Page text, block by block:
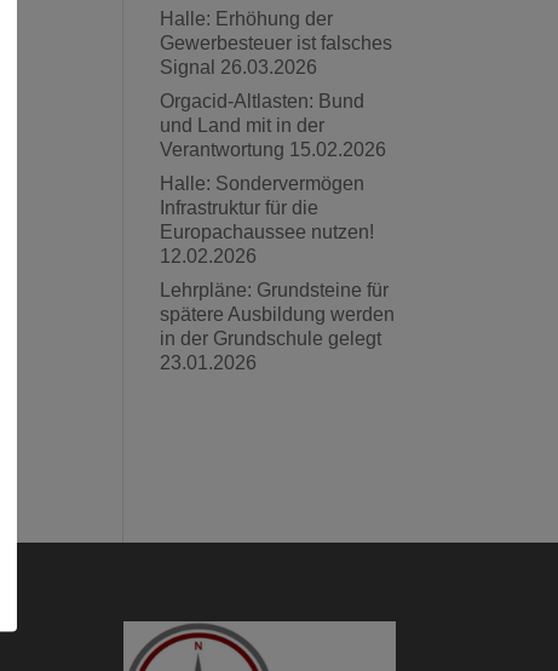
Halle: Erhöhung der
Gewerbesteuer ist falsches
Signal 26.03.2026
Orgacid-Altlasten: Bund
und Land mit in der
Verantwortung 15.02.2026
Halle: Sondervermögen
Infrastruktur für die
Europachaussee nutzen!
12.02.2026
Lehrpläne: Grundsteine für
spätere Ausbildung werden
in der Grundschule gelegt
23.01.2026